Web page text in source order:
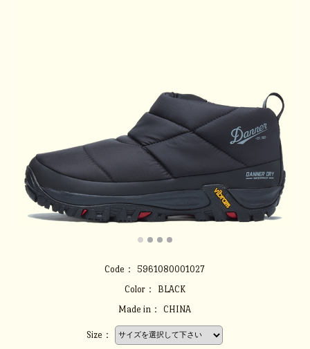
Code：
5961080001027
Color：
BLACK
Made in：
CHINA
Size：